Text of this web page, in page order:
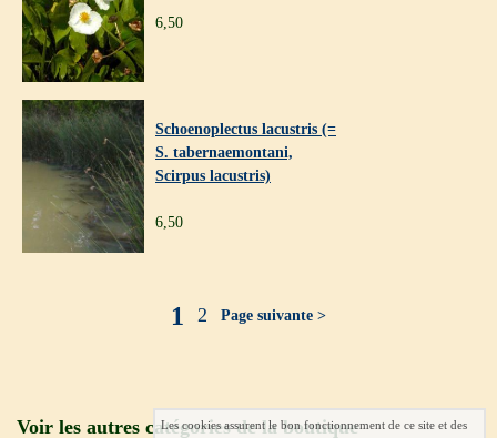
6,50
Schoenoplectus lacustris (=
S. tabernaemontani,
Scirpus lacustris)
6,50
1 2 Page suivante >
Voir les autres catégories de la boutique
Les cookies assurent le bon fonctionnement de ce site et des